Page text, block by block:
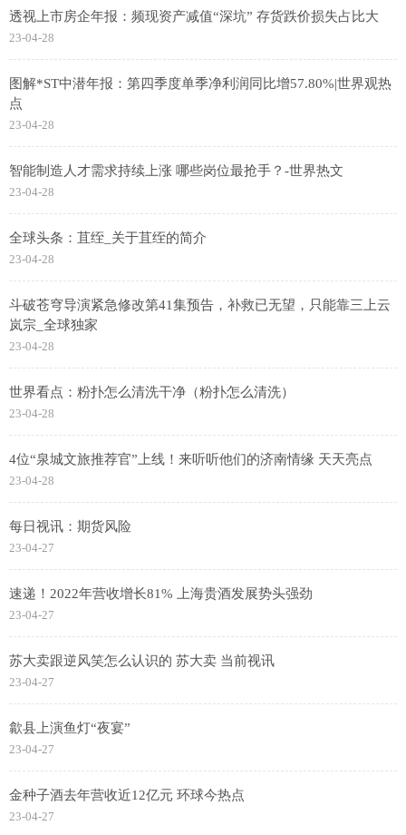
透视上市房企年报：频现资产减值“深坑” 存货跌价损失占比大
23-04-28
图解*ST中潜年报：第四季度单季净利润同比增57.80%|世界观热
点
23-04-28
智能制造人才需求持续上涨 哪些岗位最抢手？-世界热文
23-04-28
全球头条：苴绖_关于苴绖的简介
23-04-28
斗破苍穹导演紧急修改第41集预告，补救已无望，只能靠三上云
岚宗_全球独家
23-04-28
世界看点：粉扑怎么清洗干净（粉扑怎么清洗）
23-04-28
4位“泉城文旅推荐官”上线！来听听他们的济南情缘 天天亮点
23-04-28
每日视讯：期货风险
23-04-27
速递！2022年营收增长81% 上海贵酒发展势头强劲
23-04-27
苏大卖跟逆风笑怎么认识的 苏大卖 当前视讯
23-04-27
歙县上演鱼灯“夜宴”
23-04-27
金种子酒去年营收近12亿元 环球今热点
23-04-27